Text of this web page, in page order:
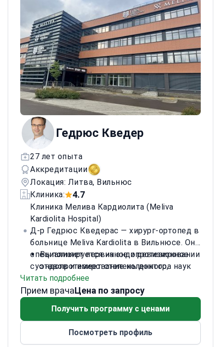
Гедрюс Кведер
27 лет опыта
Аккредитации
Локация: Литва, Вильнюс
Клиника:
4.7
Клиника Мелива Кардиолита (Meliva
Kardiolita Hospital)
Д-р Гедрюс Кведерас — хирург-ортопед в
больнице Meliva Kardiolita в Вильнюсе. Он
специализируется на эндопротезировании
суставов и имеет степень доктора наук
Вильнюсского университета. Д-р
Кведерас прошел элитную хирургическую
Кегги в США. Он входит в совет
травматологов.
Выполняет первичное и ревизионное
эндопротезирование коленного,
тазобедренного и плечевого суставов.
Лечит сложные травмы костей и
вальгусной стопы (hallux valgus).
лектора по ревизионной хирургии
Читать подробнее
Прием врачаЦена по запросу
Получить программу с ценами
Посмотреть профиль